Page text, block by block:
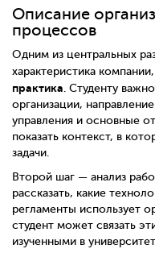
Описание
процессов
Одним из центральных
характеристика
практика . Студенту
организации,
управления и основные
показать контекст, в
задачи.
Второй шаг — анализ
рассказать, какие
регламенты использует
студент может связать
изученными в